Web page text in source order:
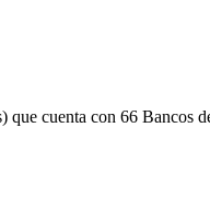
cuenta con 66 Bancos